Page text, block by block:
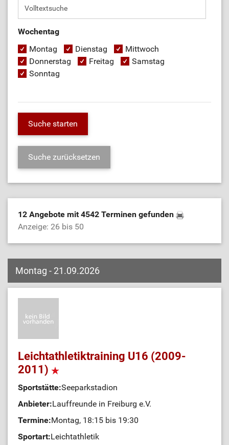
Wochentag
Montag
Dienstag
Mittwoch
Donnerstag
Freitag
Samstag
Sonntag
12 Angebote mit 4542 Terminen gefunden
Anzeige: 26 bis 50
Montag - 21.09.2026
Leichtathletiktraining U16 (2009-
2011)
Sportstätte:Seeparkstadion
Anbieter:Lauffreunde in Freiburg e.V.
Termine:Montag, 18:15 bis 19:30
Sportart:Leichtathletik